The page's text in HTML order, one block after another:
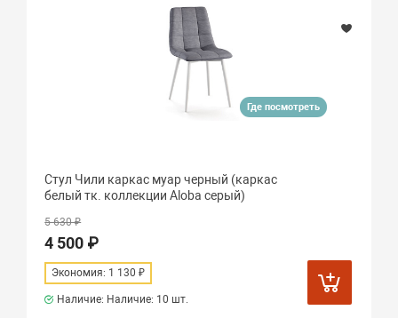
Где посмотреть
Стул Чили каркас муар черный (каркас
белый тк. коллекции Aloba серый)
5 630 ₽
4 500 ₽
Экономия: 1 130 ₽
Наличие: Наличие: 10 шт.